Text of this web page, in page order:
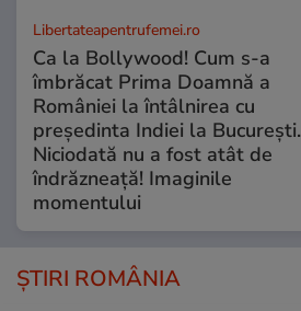
Libertateapentrufemei.ro
Ca la Bollywood! Cum s-a
îmbrăcat Prima Doamnă a
României la întâlnirea cu
președinta Indiei la București.
Niciodată nu a fost atât de
îndrăzneață! Imaginile
momentului
ȘTIRI ROMÂNIA